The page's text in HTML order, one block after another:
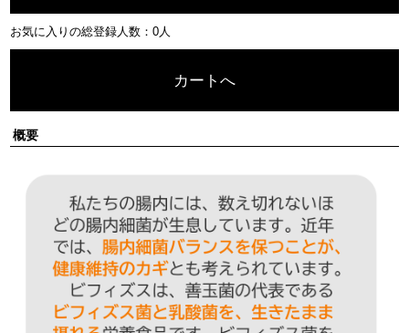
お気に入りの総登録人数：0人
カートへ
概要